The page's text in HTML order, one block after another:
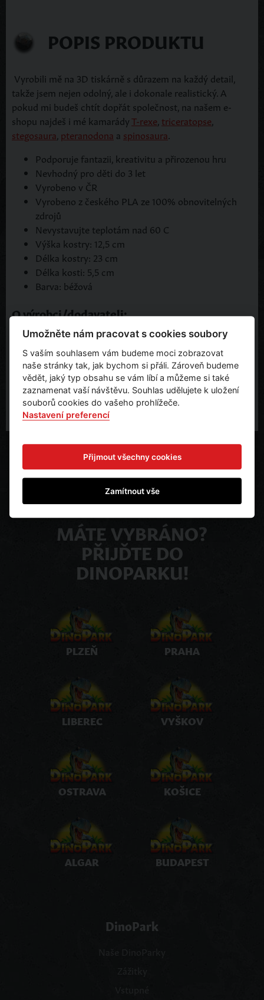
POPIS PRODUKTU
Vyrobili mě na 3D tiskárně s důrazem na každý detail,
takže jsem nejen odolný, ale i dokonale realistický. A
pokud mi budeš chtít dopřát společnost, na našem e-
shopu najdeš i mé kamarádyT-rexe triceratopse
stegosaura pteranodona a spinosaura
Podporuje fantazii, kreativitu a přirozenou hru
Nevhodný pro děti do 3 let
Vyrobeno v ČR
Vyrobeno z českého PLA ze 100% obnovitelných
zdrojů
Nevystavujte teplotám nad 60 C
Výška kostry: 12,5 cm
Délka kostry: 23 cm
Délka kosti: 5,5 cm
Barva: béžová
O výrobci/dodavateli:
Para bodas s.r.o.
Budilova 161/15
Plzeň 301 00.
MÁTE VYBRÁNO?
PŘIJĎTE DO
DINOPARKU!
PLZEŇ PRAHA
LIBEREC VYŠKOV
OSTRAVA KOŠICE
ALGAR BUDAPEST
DinoPark
Umožněte nám pracovat s cookies soubory
S vaším souhlasem vám budeme moci zobrazovat
naše stránky tak, jak bychom si přáli. Zároveň budeme
vědět, jaký typ obsahu se vám líbí a můžeme si také
zaznamenat vaší návštěvu. Souhlas udělujete k uložení
souborů cookies do vašeho prohlížeče.
Nastavení preferencí
Přijmout všechny cookies
Zamítnout vše